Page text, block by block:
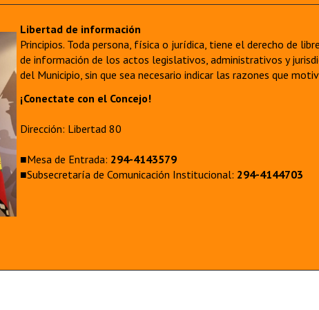
Libertad de información
Principios. Toda persona, física o jurídica, tiene el derecho de
de información de los actos legislativos, administrativos y
del Municipio, sin que sea necesario indicar las razones que
¡Conectate con el Concejo!
Dirección: Libertad 80
■Mesa de Entrada: 294-4143579
■Subsecretaría de Comunicación Institucional: 294-4144703